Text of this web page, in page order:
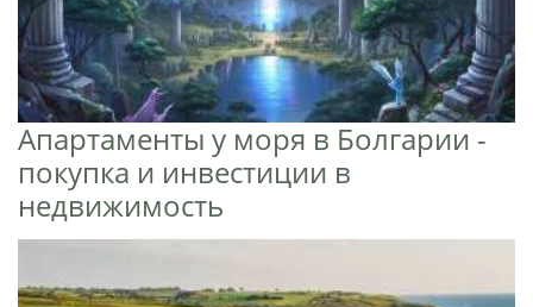
Апартаменты у моря в Болгарии -
покупка и инвестиции в
недвижимость